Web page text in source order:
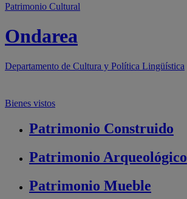
Patrimonio Cultural
Ondarea
Departamento de Cultura y Política Lingüística
Bienes vistos
Patrimonio Construido
Patrimonio Arqueológico
Patrimonio Mueble